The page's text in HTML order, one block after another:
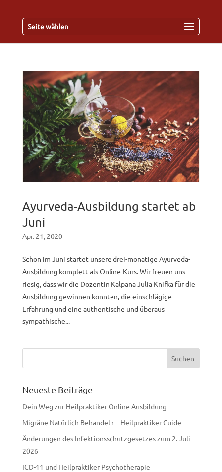
Seite wählen
Ayurveda-Ausbildung startet ab
Juni
Apr. 21, 2020
Schon im Juni startet unsere drei-monatige Ayurveda-
Ausbildung komplett als Online-Kurs. Wir freuen uns
riesig, dass wir die Dozentin Kalpana Julia Knifka für die
Ausbildung gewinnen konnten, die einschlägige
Erfahrung und eine authentische und überaus
sympathische...
Neueste Beiträge
Dein Weg zur Heilpraktiker Online Ausbildung
Migräne Natürlich Behandeln – Heilpraktiker Guide
Änderungen des Infektionsschutzgesetzes zum 2. Juli
2026
ICD-11 und Heilpraktiker Psychotherapie